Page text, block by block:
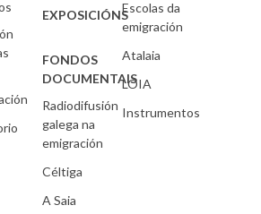
EXPOSICIÓNS
FONDOS
DOCUMENTAIS
Radiodifusión
galega na
emigración
Céltiga
A Saia
Escolas da
emigración
Atalaia
LOIA
Instrumentos